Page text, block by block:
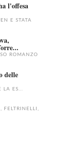
l'offesa
E STATA
ROMANZO
delle
LA ES...
FELTRINELLI,